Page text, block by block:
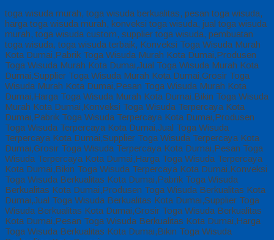
toga wisuda murah, toga wisuda berkualitas, pesan toga wisuda,
harga toga wisuda murah, konveksi toga wisuda, jual toga wisuda
murah, toga wisuda custom, supplier toga wisuda, pembuatan
toga wisuda, toga wisuda terbaik, Konveksi Toga Wisuda Murah
Kota Dumai,Pabrik Toga Wisuda Murah Kota Dumai,Produsen
Toga Wisuda Murah Kota Dumai,Jual Toga Wisuda Murah Kota
Dumai,Supplier Toga Wisuda Murah Kota Dumai,Grosir Toga
Wisuda Murah Kota Dumai,Pesan Toga Wisuda Murah Kota
Dumai,Harga Toga Wisuda Murah Kota Dumai,Bikin Toga Wisuda
Murah Kota Dumai,Konveksi Toga Wisuda Terpercaya Kota
Dumai,Pabrik Toga Wisuda Terpercaya Kota Dumai,Produsen
Toga Wisuda Terpercaya Kota Dumai,Jual Toga Wisuda
Terpercaya Kota Dumai,Supplier Toga Wisuda Terpercaya Kota
Dumai,Grosir Toga Wisuda Terpercaya Kota Dumai,Pesan Toga
Wisuda Terpercaya Kota Dumai,Harga Toga Wisuda Terpercaya
Kota Dumai,Bikin Toga Wisuda Terpercaya Kota Dumai,Konveksi
Toga Wisuda Berkualitas Kota Dumai,Pabrik Toga Wisuda
Berkualitas Kota Dumai,Produsen Toga Wisuda Berkualitas Kota
Dumai,Jual Toga Wisuda Berkualitas Kota Dumai,Supplier Toga
Wisuda Berkualitas Kota Dumai,Grosir Toga Wisuda Berkualitas
Kota Dumai,Pesan Toga Wisuda Berkualitas Kota Dumai,Harga
Toga Wisuda Berkualitas Kota Dumai,Bikin Toga Wisuda